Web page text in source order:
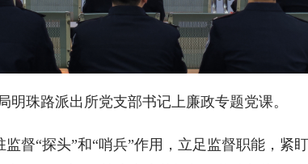
明珠路派出所党支部书记上廉政专题党课。
“探头”和“哨兵”作用，立足监督职能，紧